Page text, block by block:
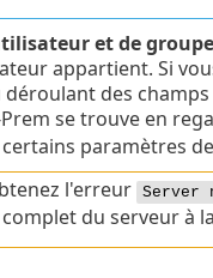
et de
appartient. Si
déroulant des
Prem se trouve en
paramètres de
l'erreur Server
du serveur à